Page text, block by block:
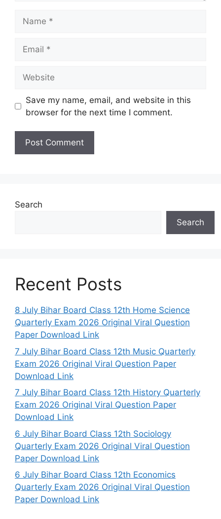
Save my name, email, and website in this
browser for the next time I comment.
Search
Search
Recent Posts
8 July Bihar Board Class 12th Home Science
Quarterly Exam 2026 Original Viral Question
Paper Download Link
7 July Bihar Board Class 12th Music Quarterly
Exam 2026 Original Viral Question Paper
Download Link
7 July Bihar Board Class 12th History Quarterly
Exam 2026 Original Viral Question Paper
Download Link
6 July Bihar Board Class 12th Sociology
Quarterly Exam 2026 Original Viral Question
Paper Download Link
6 July Bihar Board Class 12th Economics
Quarterly Exam 2026 Original Viral Question
Paper Download Link